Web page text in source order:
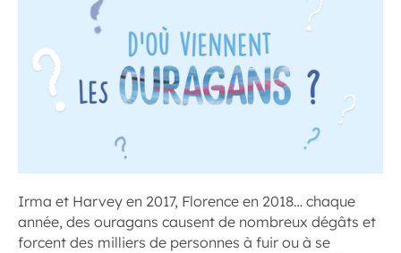
Irma et Harvey en 2017, Florence en 2018… chaque
année, des ouragans causent de nombreux dégâts et
forcent des milliers de personnes à fuir ou à se